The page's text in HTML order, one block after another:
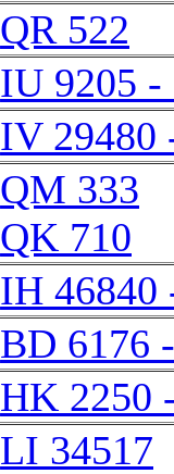
QR 522
IU 9205 -
IV 29480
QM 333
QK 710
IH 46840
BD 6176
HK 2250
LI 34517